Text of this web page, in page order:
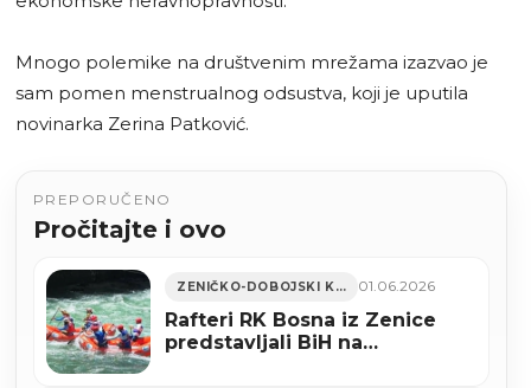
Mnogo polemike na društvenim mrežama izazvao je
sam pomen menstrualnog odsustva, koji je uputila
novinarka Zerina Patković.
PREPORUČENO
Pročitajte i ovo
ZENIČKO-DOBOJSKI KANTON 01.06.2026
Rafteri RK Bosna iz Zenice
predstavljali BiH na